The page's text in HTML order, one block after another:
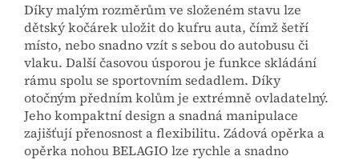
Díky malým rozměrům ve složeném stavu lze
dětský kočárek uložit do kufru auta, čímž šetří
místo, nebo snadno vzít s sebou do autobusu či
vlaku. Další časovou úsporou je funkce skládání
rámu spolu se sportovním sedadlem. Díky
otočným předním kolům je extrémně ovladatelný.
Jeho kompaktní design a snadná manipulace
zajišťují přenosnost a flexibilitu. Zádová opěrka a
opěrka nohou BELAGIO lze rychle a snadno